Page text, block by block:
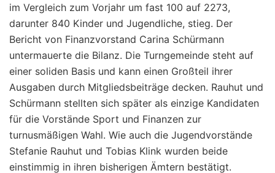
im Vergleich zum Vorjahr um fast 100 auf 2273,
darunter 840 Kinder und Jugendliche, stieg. Der
Bericht von Finanzvorstand Carina Schürmann
untermauerte die Bilanz. Die Turngemeinde steht auf
einer soliden Basis und kann einen Großteil ihrer
Ausgaben durch Mitgliedsbeiträge decken. Rauhut und
Schürmann stellten sich später als einzige Kandidaten
für die Vorstände Sport und Finanzen zur
turnusmäßigen Wahl. Wie auch die Jugendvorstände
Stefanie Rauhut und Tobias Klink wurden beide
einstimmig in ihren bisherigen Ämtern bestätigt.